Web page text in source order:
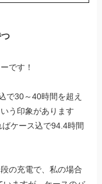
です！
で30～40時間を超え
う印象があります
ケース込で94.4時間
の充電で、私の場合